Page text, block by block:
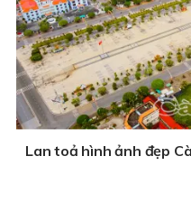
Lan toả hình ảnh đẹp